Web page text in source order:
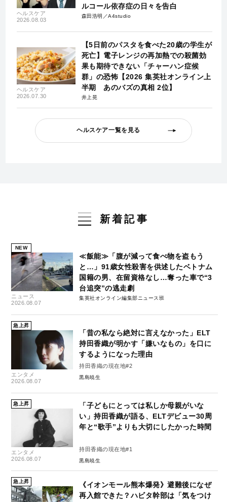
ヘルスケア
2026.08.03
ルコール依存症の日々を告白
森田浩明／A4studio
ヘルスケア
2026.07.30
【5日前のパスタを食べた20歳の学生が
死亡】電子レンジの再加熱での殺菌効
果も期待できない「チャーハン症候
群」の恐怖【2026 集英社オンライン上
半期 あのバズの真相 2位】
井上晃
ヘルスケア一覧を見る
新着記事
NEW
ニュース
2026.08.07
≪飯能≫「腹が減って食べ物を盗もう
と…」91歳女性殺害を供述したベトナム
国籍の男、在留資格なし…奪った車で“3
台追突”の逃走劇
集英社オンライン編集部ニュース班
急上昇
エンタメ
2026.08.07
「昔の私なら絶対に言えなかった」ELT
持田香織が明かす「嫌いなもの」を口に
するようになった理由
持田香織の現在地#2
黒島暁生
急上昇
エンタメ
2026.08.07
「子どもにとっては私しか母親がいな
い」持田香織が語る、ELTデビュー30周
年と“歌手”よりも大切にしたかった時間
持田香織の現在地#1
黒島暁生
急上昇
《イオンモール熊本爆発》避難後になぜ
再入館できた？ハビタ幹部は「気をつけ